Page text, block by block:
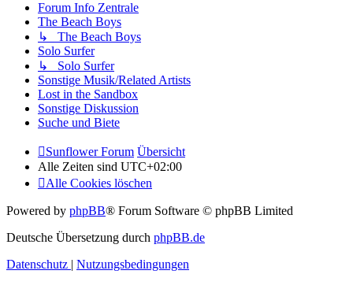
Forum Info Zentrale
The Beach Boys
↳ The Beach Boys
Solo Surfer
↳ Solo Surfer
Sonstige Musik/Related Artists
Lost in the Sandbox
Sonstige Diskussion
Suche und Biete
Sunflower Forum Übersicht
Alle Zeiten sind UTC+02:00
Alle Cookies löschen
Powered by phpBB® Forum Software © phpBB Limited
Deutsche Übersetzung durch phpBB.de
Datenschutz
Nutzungsbedingungen